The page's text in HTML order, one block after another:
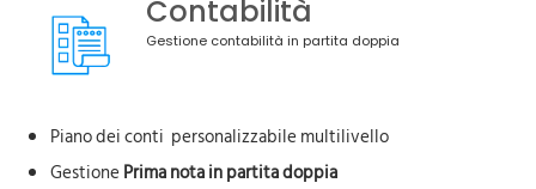
Contabilità
Gestione contabilità in partita doppia
Piano dei conti personalizzabile multilivello
Gestione Prima nota in partita doppia